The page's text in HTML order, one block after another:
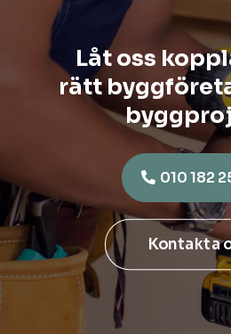
Låt oss
rätt
010 182
Kontakta